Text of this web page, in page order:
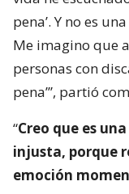
pena’. Y no es
Me imagino que
personas con
pena’”, partió
“Creo que es
injusta, porque
emoción